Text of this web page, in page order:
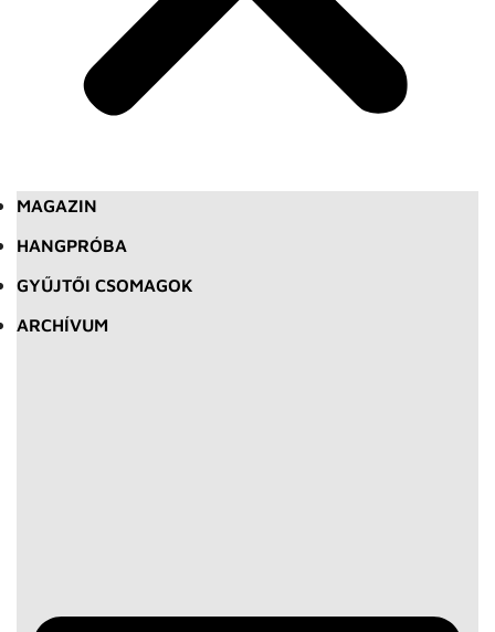
MAGAZIN
HANGPRÓBA
GYŰJTŐI CSOMAGOK
ARCHÍVUM